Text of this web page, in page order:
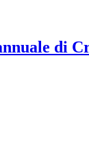
di